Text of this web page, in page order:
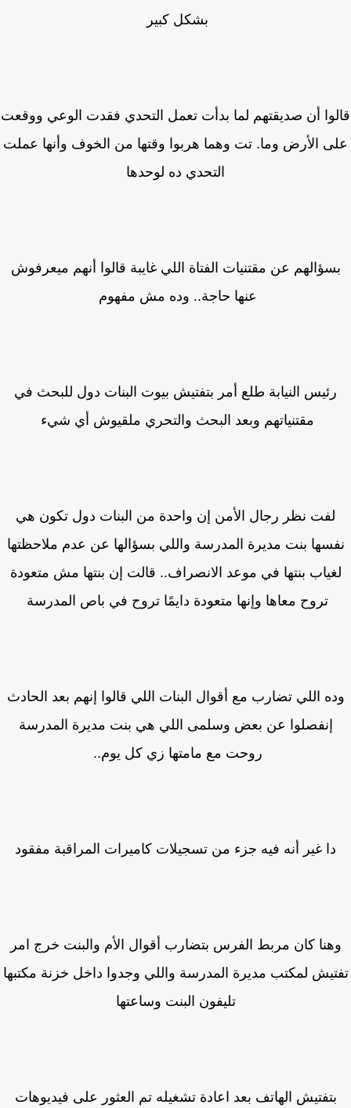
بشكل كبير
أن صديقتهم لما بدأت تعمل التحدي فقدت الوعي ووقعت
الأرض وما. تت وهما هربوا وقتها من الخوف وأنها عملت
التحدي ده لوحدها
عن مقتنيات الفتاة اللي غايبة قالوا أنهم ميعرفوش
عنها حاجة.. وده مش مفهوم
رئيس النيابة طلع أمر بتفتيش بيوت البنات دول للبحث في
مقتنياتهم وبعد البحث والتحري ملقيوش أي شيء
لفت نظر رجال الأمن إن واحدة من البنات دول تكون هي
بنت مديرة المدرسة واللي بسؤالها عن عدم ملاحظتها
بنتها في موعد الانصراف.. قالت إن بنتها مش متعودة
تروح معاها وإنها متعودة دايمًا تروح في باص المدرسة
اللي تضارب مع أقوال البنات اللي قالوا إنهم بعد الحادث
إنفصلوا عن بعض وسلمى اللي هي بنت مديرة المدرسة
روحت مع مامتها زي كل يوم..
دا غير أنه فيه جزء من تسجيلات كاميرات المراقبة مفقود
كان مربط الفرس بتضارب أقوال الأم والبنت خرج امر
لمكتب مديرة المدرسة واللي وجدوا داخل خزنة مكتبها
تليفون البنت وساعتها
بتفتيش الهاتف بعد اعادة تشغيله تم العثور على فيديوهات